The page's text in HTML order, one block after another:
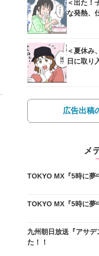
＜出た！
な発熱、
＜夏休み
日に取り
広告出稿
メ
TOKYO MX『5時に夢
TOKYO MX『5時に夢
九州朝日放送『アサ
た！！